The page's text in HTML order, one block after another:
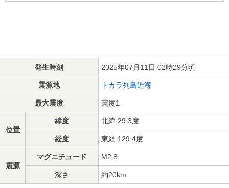
発生時刻 2025年07月11日 02時29分頃
震源地 トカラ列島近海
最大震度 震度1
位置
緯度 北緯 29.3度
経度 東経 129.4度
震源
マグニチュード M2.8
深さ 約20km